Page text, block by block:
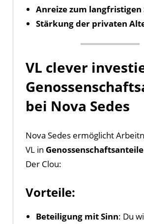
Anreize zum langfristigen
Stärkung der privaten
VL clever
bei Nova Sedes
Nova Sedes ermöglicht
VL in Genossenschaftsanteile
Der Clou:
Vorteile:
Beteiligung mit Sinn: Du